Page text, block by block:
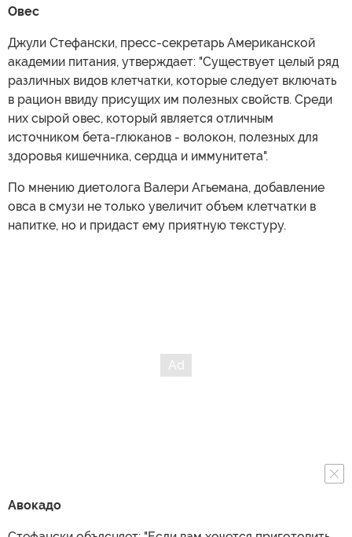
Овес
Джули Стефански, пресс-секретарь Американской
академии питания, утверждает: "Существует целый ряд
различных видов клетчатки, которые следует включать
в рацион ввиду присущих им полезных свойств. Среди
них сырой овес, который является отличным
источником бета-глюканов - волокон, полезных для
здоровья кишечника, сердца и иммунитета".
По мнению диетолога Валери Агьемана, добавление
овса в смузи не только увеличит объем клетчатки в
напитке, но и придаст ему приятную текстуру.
Авокадо